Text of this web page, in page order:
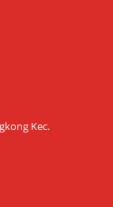
Kec.